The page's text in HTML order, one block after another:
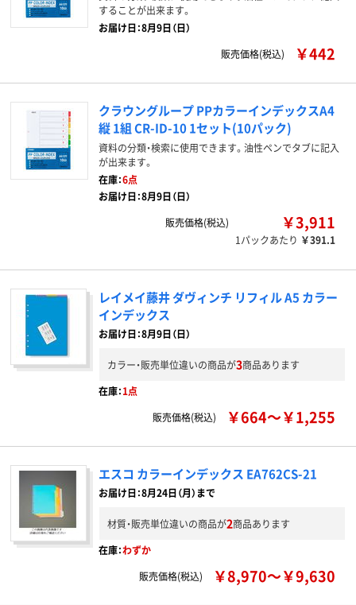
することが出来ます。
お届け日：8月9日（日）
販売価格(税込)
￥442
クラウングループ PPカラーインデックスA4
縦 1組 CR-ID-10 1セット(10パック)
資料の分類・検索に使用できます。油性ペンでタブに記入
が出来ます。
在庫：6点
お届け日：8月9日（日）
販売価格(税込)
￥3,911
1パックあたり ￥391.1
レイメイ藤井 ダヴィンチ リフィル A5 カラー
インデックス
お届け日：8月9日（日）
カラー・販売単位違いの商品が3商品あります
在庫：1点
販売価格(税込)
￥664～￥1,255
エスコ カラーインデックス EA762CS-21
お届け日：8月24日（月）まで
材質・販売単位違いの商品が2商品あります
在庫：わずか
販売価格(税込)
￥8,970～￥9,630